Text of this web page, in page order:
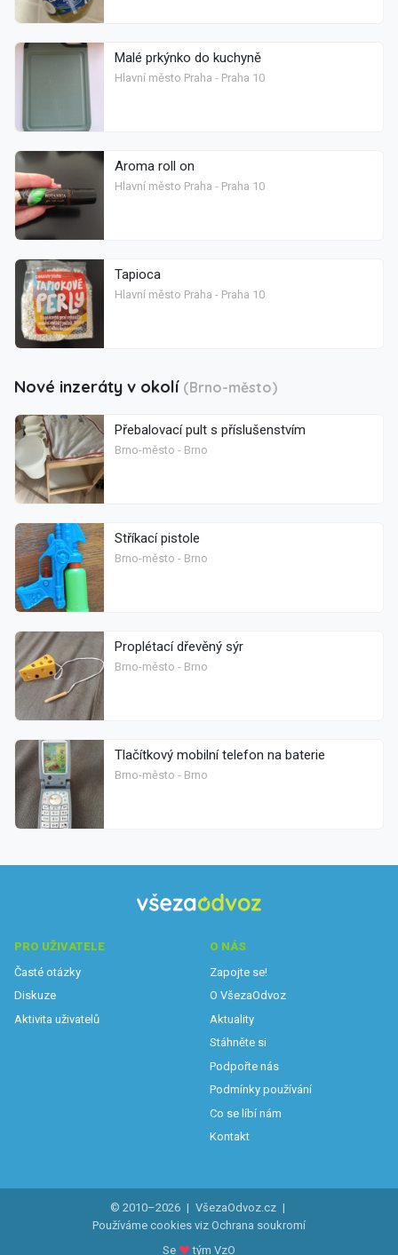
Malé prkýnko do kuchyně
Hlavní město Praha - Praha 10
Aroma roll on
Hlavní město Praha - Praha 10
Tapioca
Hlavní město Praha - Praha 10
Nové inzeráty v okolí (Brno-město)
Přebalovací pult s příslušenstvím
Brno-město - Brno
Stříkací pistole
Brno-město - Brno
Proplétací dřevěný sýr
Brno-město - Brno
Tlačítkový mobilní telefon na baterie
Brno-město - Brno
PRO UŽIVATELE
Časté otázky
Diskuze
Aktivita uživatelů
O NÁS
Zapojte se!
O VšezaOdvoz
Aktuality
Stáhněte si
Podpořte nás
Podmínky používání
Co se líbí nám
Kontakt
© 2010–2026 | VšezaOdvoz.cz |
Používáme cookies viz Ochrana soukromí
Se ♥ tým VzO